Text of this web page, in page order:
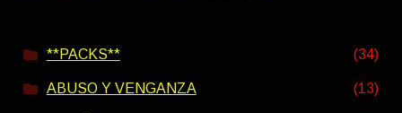
**PACKS** (34)
ABUSO Y VENGANZA (13)